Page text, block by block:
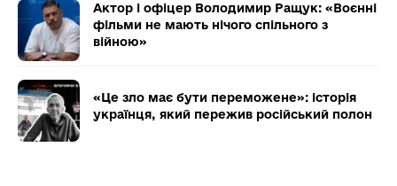
Актор і офіцер Володимир Ращук: «Воєнні
фільми не мають нічого спільного з
війною»
«Це зло має бути переможене»: історія
українця, який пережив російський полон